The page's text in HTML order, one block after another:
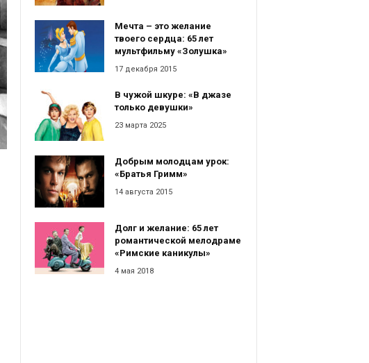
Мечта – это желание
твоего сердца: 65 лет
мультфильму «Золушка»
17 декабря 2015
В чужой шкуре: «В джазе
только девушки»
23 марта 2025
Добрым молодцам урок:
«Братья Гримм»
14 августа 2015
Долг и желание: 65 лет
романтической мелодраме
«Римские каникулы»
4 мая 2018